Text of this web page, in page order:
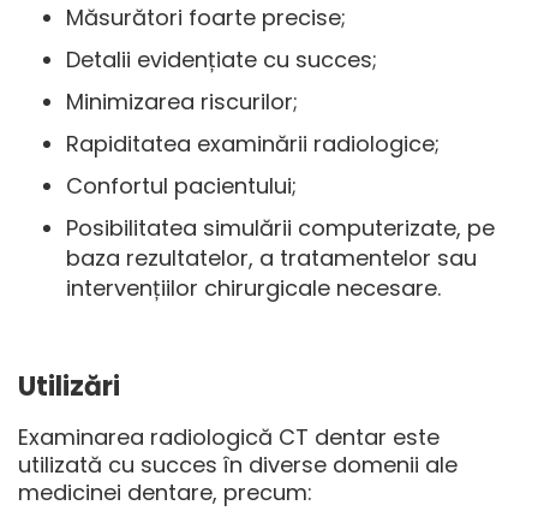
Măsurători foarte precise;
Detalii evidențiate cu succes;
Minimizarea riscurilor;
Rapiditatea examinării radiologice;
Confortul pacientului;
Posibilitatea simulării computerizate, pe
baza rezultatelor, a tratamentelor sau
intervențiilor chirurgicale necesare.
Utilizări
Examinarea radiologică CT dentar este
utilizată cu succes în diverse domenii ale
medicinei dentare, precum: